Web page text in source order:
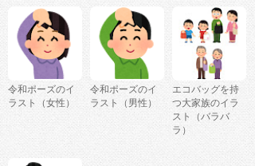
令和ポーズのイ
ラスト（女性）
令和ポーズのイ
ラスト（男性）
エコバッグを持
つ大家族のイラ
スト（バラバ
ラ）